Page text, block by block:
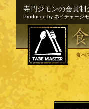
寺門ジモンの会員制
Produced by ネイチャージ
食べ